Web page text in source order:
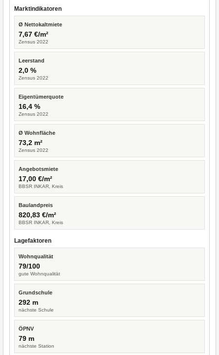
Marktindikatoren
Ø Nettokaltmiete
7,67 €/m²
Zensus 2022
Leerstand
2,0 %
Zensus 2022
Eigentümerquote
16,4 %
Zensus 2022
Ø Wohnfläche
73,2 m²
Zensus 2022
Angebotsmiete
17,00 €/m²
BBSR INKAR, Kreis
Baulandpreis
820,83 €/m²
BBSR INKAR, Kreis
Lagefaktoren
Wohnqualität
79/100
gute Wohnqualität
Grundschule
292 m
nächste Schule
ÖPNV
79 m
nächste Station